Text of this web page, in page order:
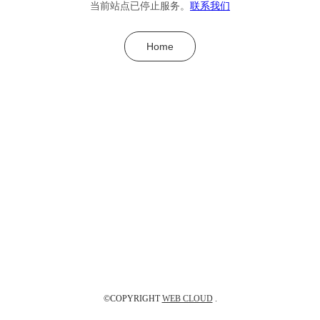
当前站点已停止服务。 联系我们
Home
©COPYRIGHTWEB CLOUD.